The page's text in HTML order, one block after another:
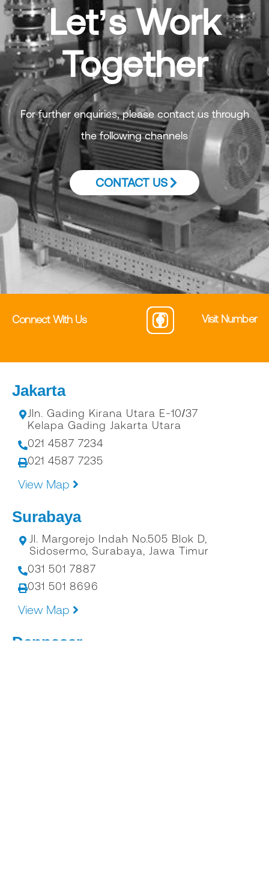
Let’s Work
Together
For further enquiries, please contact us through
the following channels
CONTACT US
Connect With Us Visit Number
Jakarta
Jln. Gading Kirana Utara E-10/37
Kelapa Gading Jakarta Utara
021 4587 7234
021 4587 7235
View Map
Surabaya
Jl. Margorejo Indah No.505 Blok D,
Sidosermo, Surabaya, Jawa Timur
031 501 7887
031 501 8696
View Map
Denpasar